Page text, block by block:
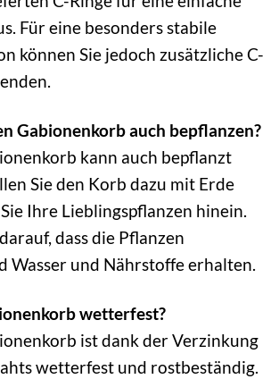
Für eine besonders stabile
können Sie jedoch zusätzliche C-
Gabionenkorb auch bepflanzen?
kann auch bepflanzt
Sie den Korb dazu mit Erde
Ihre Lieblingspflanzen hinein.
dass die Pflanzen
Wasser und Nährstoffe erhalten.
wetterfest?
ist dank der Verzinkung
wetterfest und rostbeständig.